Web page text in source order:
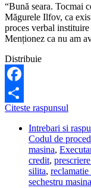
“Bună seara. Tocmai
Măgurele Ilfov, ca
proces verbal
Menționez ca nu am
Distribuie
Facebook
Share
Citeste raspunsul
primit
pentru
o
veche
Intrebari si
Codul de
masina,
credit,
silita, reclamatie
sechestru masina